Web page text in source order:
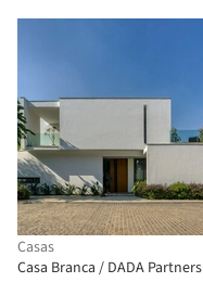
Casas
Casa Branca / DADA Partners